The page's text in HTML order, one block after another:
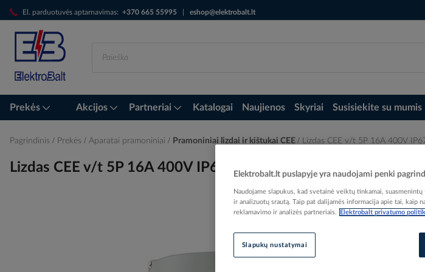
El. parduotuvės aptarnavimas: +370 665 55995 eshop@elektrobalt.lt
Skip
to
Content
Prekės Akcijos Partneriai Katalogai Naujienos Skyriai Susisiekite su mumis
Pagrindinis Prekės Aparatai pramoniniai Pramoniniai lizdai ir kištukai CEE Lizdas CEE v/t 5P 16A 400V
Lizdas CEE v/t 5P 16A 400V IP67 6h - MENNEKES
Elektrobalt
EAN kodas
Elektrobalt.lt puslapyje yra naudojami penki
Naudojame slapukus, kad svetainė veiktų tinkamai,
ir analizuotų srautą. Taip pat dalijamės informacija apie tai, kaip
reklamavimo ir analizės partneriais.
Elektrobalt privatumo
Slapukų nustatymai